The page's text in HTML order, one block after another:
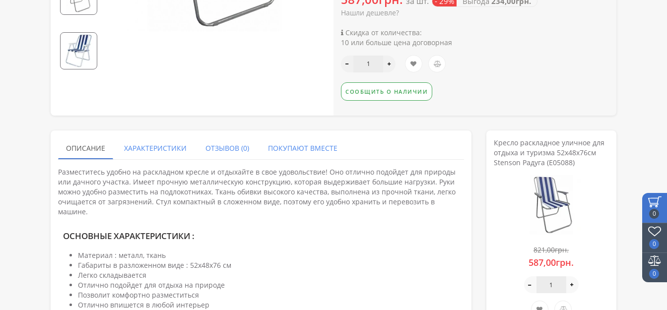
0
0
0
Нашли дешевле?
Скидка от количества:
10 или больше цена договорная
СООБЩИТЬ О НАЛИЧИИ
ОПИСАНИЕ ХАРАКТЕРИСТИКИ ОТЗЫВОВ (0) ПОКУПАЮТ ВМЕСТЕ
Разместитесь удобно на раскладном кресле и отдыхайте в свое удовольствие! Оно отлично подойдет для природы
или дачного участка. Имеет прочную металлическую конструкцию, которая выдерживает большие нагрузки. Руки
можно удобно разместить на подлокотниках. Ткань обивки высокого качества, выполнена из прочной ткани, легко
очищается от загрязнений. Стул компактный в сложенном виде, поэтому его удобно хранить и перевозить в
машине.
ОСНОВНЫЕ ХАРАКТЕРИСТИКИ :
Материал : металл, ткань
Габариты в разложенном виде : 52х48х76 см
Легко складывается
Отлично подойдет для отдыха на природе
Позволит комфортно разместиться
Отлично впишется в любой интерьер
Кресло раскладное уличное для
отдыха и туризма 52х48х76см
Stenson Радуга (E05088)
821,00грн.
587,00грн.